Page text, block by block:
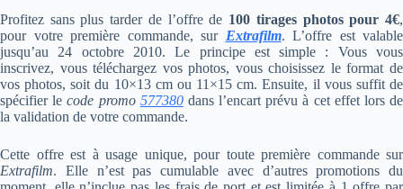
Profitez sans plus tarder de l’offre de 100 tirages photos pour 4€,
pour votre première commande, sur Extrafilm. L’offre est valable
jusqu’au 24 octobre 2010. Le principe est simple : Vous vous
inscrivez, vous téléchargez vos photos, vous choisissez le format de
vos photos, soit du 10×13 cm ou 11×15 cm. Ensuite, il vous suffit de
spécifier lecode promo 577380dans l’encart prévu à cet effet lors de
la validation de votre commande.
Cette offre est à usage unique, pour toute première commande sur
Extrafilm. Elle n’est pas cumulable avec d’autres promotions du